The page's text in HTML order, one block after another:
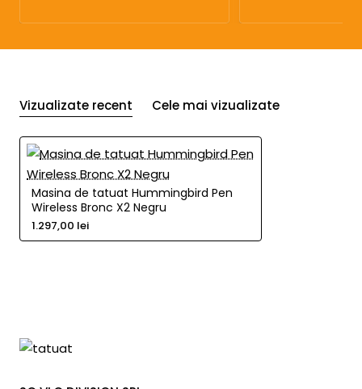
Vizualizate recent Cele mai vizualizate
Masina de tatuat Hummingbird Pen
Wireless Bronc X2 Negru
1.297,00 lei